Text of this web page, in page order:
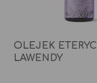
OLEJEK
LAWENDY